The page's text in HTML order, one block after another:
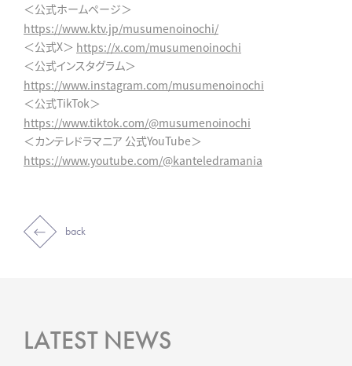
＜公式ホームページ＞
https://www.ktv.jp/musumenoinochi/
＜公式X＞ https://x.com/musumenoinochi
＜公式インスタグラム＞
https://www.instagram.com/musumenoinochi
＜公式TikTok＞
https://www.tiktok.com/@musumenoinochi
＜カンテレドラマニア 公式YouTube＞
https://www.youtube.com/@kanteledramania
back
LATEST NEWS